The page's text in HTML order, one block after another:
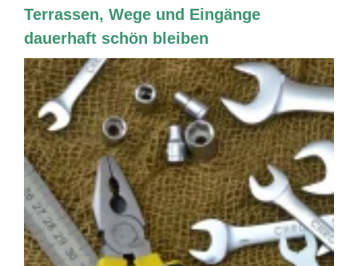
Terrassen, Wege und Eingänge
dauerhaft schön bleiben